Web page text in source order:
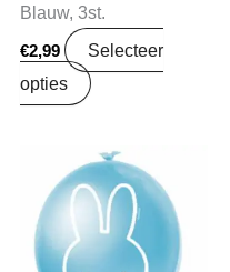
Blauw, 3st.
€2,99
Selecteer
opties